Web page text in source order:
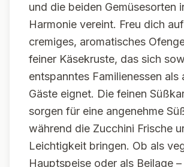
und die beiden Gemüsesorten
Harmonie vereint. Freu dich
cremiges, aromatisches
feiner Käsekruste, das sich
entspanntes Familienessen als
Gäste eignet. Die feinen
sorgen für eine angenehme
während die Zucchini Frische
Leichtigkeit bringen. Ob als
Hauptspeise oder als Beilage